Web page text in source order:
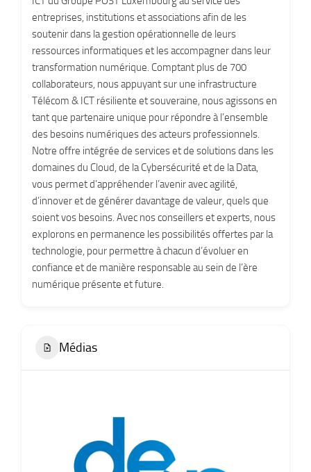
entreprises, institutions et associations afin de les
soutenir dans la gestion opérationnelle de leurs
ressources informatiques et les accompagner dans leur
transformation numérique. Comptant plus de 700
collaborateurs, nous appuyant sur une infrastructure
Télécom & ICT résiliente et souveraine, nous agissons en
tant que partenaire unique pour répondre à l’ensemble
des besoins numériques des acteurs professionnels.
Notre offre intégrée de services et de solutions dans les
domaines du Cloud, de la Cybersécurité et de la Data,
vous permet d’appréhender l’avenir avec agilité,
d’innover et de générer davantage de valeur, quels que
soient vos besoins. Avec nos conseillers et experts, nous
explorons en permanence les possibilités offertes par la
technologie, pour permettre à chacun d’évoluer en
confiance et de manière responsable au sein de l’ère
numérique présente et future.
Médias